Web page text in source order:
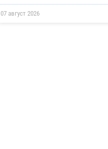
07 август 2026